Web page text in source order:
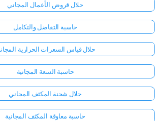
حلال قروض الأعمال المجاني
حاسبة التفاضل والتكامل
حلال قياس السعرات الحرارية
حاسبة السعة المجانية
حلال شحنة المكثف المجاني
حاسبة معاوقة المكثف المجانية